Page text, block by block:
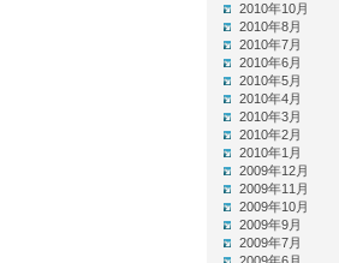
2010年10月
2010年8月
2010年7月
2010年6月
2010年5月
2010年4月
2010年3月
2010年2月
2010年1月
2009年12月
2009年11月
2009年10月
2009年9月
2009年7月